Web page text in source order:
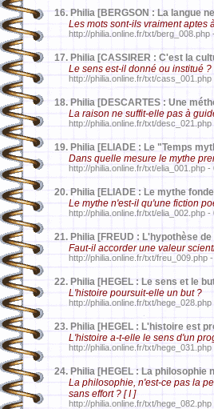
16. Philia [BERGSON : La langue
Les mots sont-ils vraiment aptes
http://philia.online.fr/txt/berg_008.php
17. Philia [CASSIRER : C'est la
Le sens est-il donné ou institué ?
http://philia.online.fr/txt/cass_001.php
18. Philia [DESCARTES : Une
La raison ne suffit-elle pas à
http://philia.online.fr/txt/desc_021.php
19. Philia [ELIADE : Le "Temps
Dans quelle mesure le mythe
http://philia.online.fr/txt/elia_001.php -
20. Philia [ELIADE : Le mythe
Le mythe n'est-il qu'une fiction
http://philia.online.fr/txt/elia_002.php -
21. Philia [FREUD : L'hypothèse
Faut-il accorder une valeur
http://philia.online.fr/txt/freu_009.php -
22. Philia [HEGEL : Le sens et le
L'histoire poursuit-elle un but ?
http://philia.online.fr/txt/hege_028.php
23. Philia [HEGEL : L'histoire est
L'histoire a-t-elle le sens d'un
http://philia.online.fr/txt/hege_031.php
24. Philia [HEGEL : La
La philosophie, n'est-ce pas la
sans effort ? [ I ]
http://philia.online.fr/txt/hege_082.php